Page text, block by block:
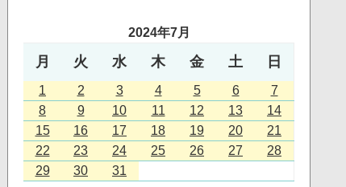
2024年7月
月 火 水 木 金 土 日
1 2 3 4 5 6
7
8
9 10 11 12 13
14
15
16 17 18 19 20
21
22
23 24 25 26 27
28
29
30 31